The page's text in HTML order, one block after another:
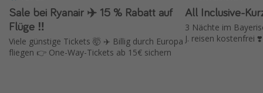
Sale bei Ryanair ✈️ 15 % Rabatt auf
Flüge ‼️
Viele günstige Tickets 🤯 ✈️ Billig durch Europa
fliegen 👉 One-Way-Tickets ab 15€ sichern
All Inclusive-
3 Nächte im
J. reisen kostenfrei ❣️